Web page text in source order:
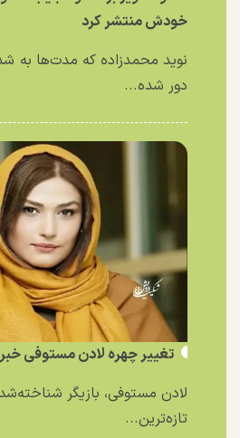
خودش منتشر کرد
نوید محمدزاده که مدت‌ها به
دور شده...
تغییر چهره لادن مستوفی
لادن مستوفی، بازیگر
تازه‌ترین...